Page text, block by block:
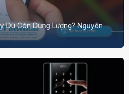
Dù Còn Dung Lượng? Nguyên